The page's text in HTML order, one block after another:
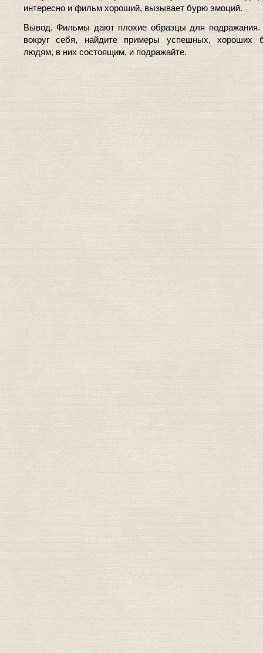
интересно и фильм хороший, вызывает бурю эмоций.
Вывод. Фильмы дают плохие образцы для подражания.
вокруг себя, найдите примеры успешных, хороших
людям, в них состоящим, и подражайте.